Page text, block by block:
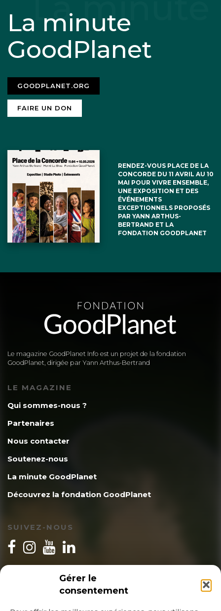
Gérer le
consentement
La minute
GoodPlanet
GOODPLANET.ORG
FAIRE UN DON
RENDEZ-VOUS PLACE DE LA
CONCORDE DU 11 AVRIL AU 10
MAI POUR VIVRE ENSEMBLE,
UNE EXPOSITION ET DES
ÉVÉNEMENTS
EXCEPTIONNELS PROPOSÉS
PAR YANN ARTHUS-
BERTRAND ET LA
FONDATION GOODPLANET
Le magazine GoodPlanet Info est un projet de la fondation
GoodPlanet, dirigée par Yann Arthus-Bertrand
LE MAGAZINE
Qui sommes-nous ?
Partenaires
Nous contacter
Soutenez-nous
La minute GoodPlanet
Découvrez la fondation GoodPlanet
SUIVEZ-NOUS
INSCRIPTION NEWSLETTER